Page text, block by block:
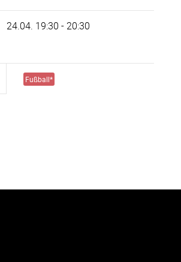
24.04. 19:30 - 20:30
Fußball*